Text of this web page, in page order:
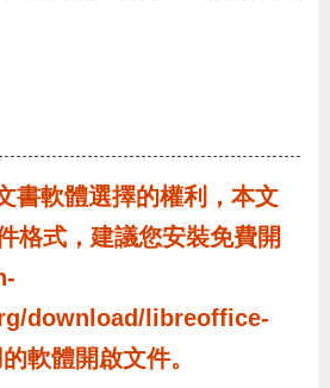
書軟體選擇的權利，本文
格式，建議您安裝免費開
download/libreoffice-
軟體開啟文件。